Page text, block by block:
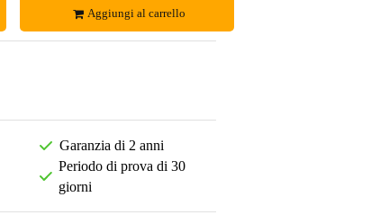
Aggiungi al carrello
Garanzia di 2 anni
Periodo di prova di 30
giorni